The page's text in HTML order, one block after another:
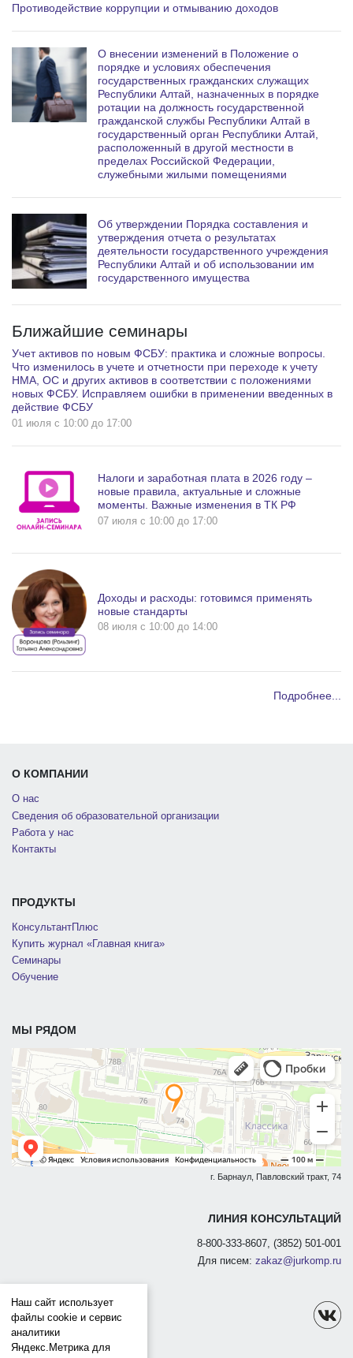
Противодействие коррупции и отмыванию доходов
О внесении изменений в Положение о
порядке и условиях обеспечения
государственных гражданских служащих
Республики Алтай, назначенных в порядке
ротации на должность государственной
гражданской службы Республики Алтай в
государственный орган Республики Алтай,
расположенный в другой местности в
пределах Российской Федерации,
служебными жилыми помещениями
Об утверждении Порядка составления и
утверждения отчета о результатах
деятельности государственного учреждения
Республики Алтай и об использовании им
государственного имущества
Ближайшие семинары
Учет активов по новым ФСБУ: практика и сложные вопросы.
Что изменилось в учете и отчетности при переходе к учету
НМА, ОС и других активов в соответствии с положениями
новых ФСБУ. Исправляем ошибки в применении введенных в
действие ФСБУ
01 июля c 10:00 до 17:00
Налоги и заработная плата в 2026 году –
новые правила, актуальные и сложные
моменты. Важные изменения в ТК РФ
07 июля c 10:00 до 17:00
Доходы и расходы: готовимся применять
новые стандарты
08 июля c 10:00 до 14:00
Подробнее...
О КОМПАНИИ
О нас
Сведения об образовательной организации
Работа у нас
Контакты
ПРОДУКТЫ
КонсультантПлюс
Купить журнал «Главная книга»
Семинары
Обучение
МЫ РЯДОМ
г. Барнаул, Павловский тракт, 74
ЛИНИЯ КОНСУЛЬТАЦИЙ
8-800-333-8607, (3852) 501-001
Для писем: zakaz@jurkomp.ru
Наш сайт использует
файлы cookie и сервис
аналитики
Яндекс.Метрика для